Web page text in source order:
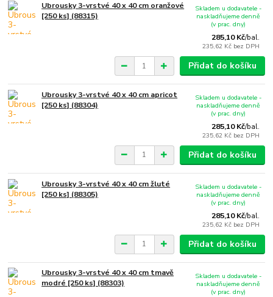
Ubrousky 3-vrstvé 40 x 40 cm oranžové
[250 ks] (88315)
285,10 Kč/bal.
235,62 Kč bez DPH
Skladem u dodavatele -
naskladňujeme denně
(v prac. dny)
Přidat do košíku
Ubrousky 3-vrstvé 40 x 40 cm apricot
[250 ks] (88304)
285,10 Kč/bal.
235,62 Kč bez DPH
Skladem u dodavatele -
naskladňujeme denně
(v prac. dny)
Přidat do košíku
Ubrousky 3-vrstvé 40 x 40 cm žluté
[250 ks] (88305)
285,10 Kč/bal.
235,62 Kč bez DPH
Skladem u dodavatele -
naskladňujeme denně
(v prac. dny)
Přidat do košíku
Ubrousky 3-vrstvé 40 x 40 cm tmavě
modré [250 ks] (88303)
Skladem u dodavatele -
naskladňujeme denně
(v prac. dny)